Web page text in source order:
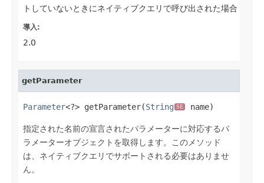
トしていないときにネイティブクエリで呼び出された場合
導入:
2.0
getParameter
Parameter<?> getParameter(String SE name)
指定された名前の宣言されたパラメーターに対応するパ
ラメーターオブジェクトを取得します。このメソッド
は、ネイティブクエリでサポートされる必要はありませ
ん。